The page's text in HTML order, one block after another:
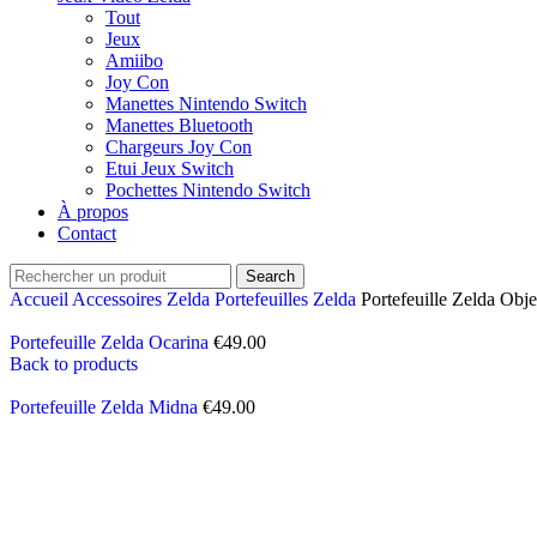
Tout
Jeux
Amiibo
Joy Con
Manettes Nintendo Switch
Manettes Bluetooth
Chargeurs Joy Con
Etui Jeux Switch
Pochettes Nintendo Switch
À propos
Contact
Search
Accueil Accessoires Zelda Portefeuilles Zelda Portefeuille Zelda
Portefeuille Zelda Ocarina €49.00
Back to products
Portefeuille Zelda Midna €49.00